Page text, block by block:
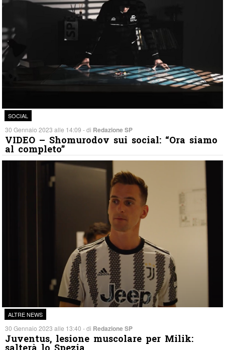
SOCIAL
30 Gennaio 2023 alle 14:09 - di Redazione SP
VIDEO – Shomurodov sui social: “Ora siamo
al completo”
ALTRE NEWS
30 Gennaio 2023 alle 13:40 - di Redazione SP
Juventus, lesione muscolare per Milik: